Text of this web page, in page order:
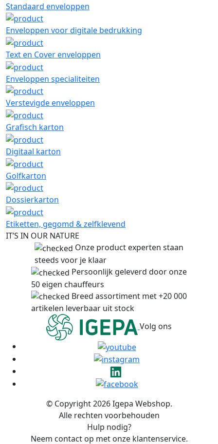
Standaard enveloppen
Enveloppen voor digitale bedrukking
Text en Cover enveloppen
Enveloppen specialiteiten
Verstevigde enveloppen
Grafisch karton
Digitaal karton
Golfkarton
Dossierkarton
Etiketten, gegomd & zelfklevend
IT’S IN OUR NATURE
Onze product experten staan
steeds voor je klaar
Persoonlijk geleverd door onze
50 eigen chauffeurs
Breed assortiment met +20 000
artikelen leverbaar uit stock
Volg ons
© Copyright 2026 Igepa Webshop.
Alle rechten voorbehouden
Hulp nodig?
Neem contact op met onze klantenservice.